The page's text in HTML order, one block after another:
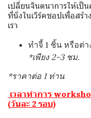
เปลี่ยนจินตนาการให้เป็
ที่นั่งในเวิร์คชอปเพื่อสร้
เรา
ทำจี้ 1 ชิ้น หรือต่
*เพียง 2-3 ชม.
*ราคาต่อ 1 ท่าน
เวลาทำการ
(วันละ 2 รอบ)